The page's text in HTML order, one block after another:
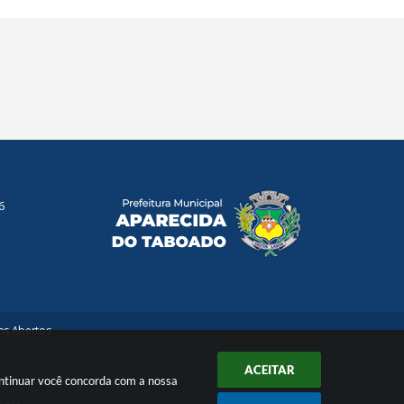
você concorda com a nossa
ACEITAR
Abertos